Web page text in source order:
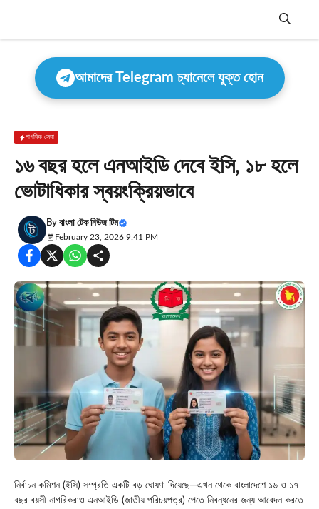
Menu
আমাদের Telegram চ্যানেলে যুক্ত হোন
নাগরিক সেবা
১৬ বছর হলে এনআইডি দেবে ইসি, ১৮ হলে
ভোটাধিকার স্বয়ংক্রিয়ভাবে
By বাংলা টেক নিউজ টিম
February 23, 2026 9:41 PM
নির্বাচন কমিশন (ইসি) সম্প্রতি একটি বড় ঘোষণা দিয়েছে—এখন থেকে বাংলাদেশে ১৬ ও ১৭
বছর বয়সী নাগরিকরাও এনআইডি (জাতীয় পরিচয়পত্র) পেতে নিবন্ধনের জন্য আবেদন করতে